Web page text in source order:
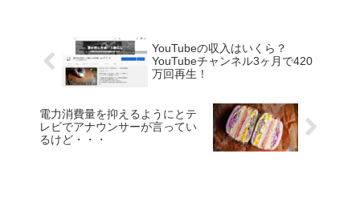
YouTubeの収入はいくら？
YouTubeチャンネル3ヶ月で420
万回再生！
電力消費量を抑えるようにとテ
レビでアナウンサーが言ってい
るけど・・・